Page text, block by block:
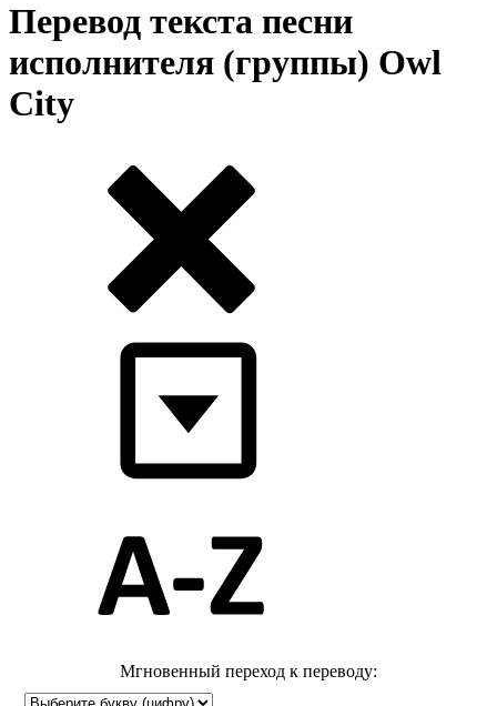
Перевод текста песни
исполнителя (группы) Owl
City
Мгновенный переход к переводу: